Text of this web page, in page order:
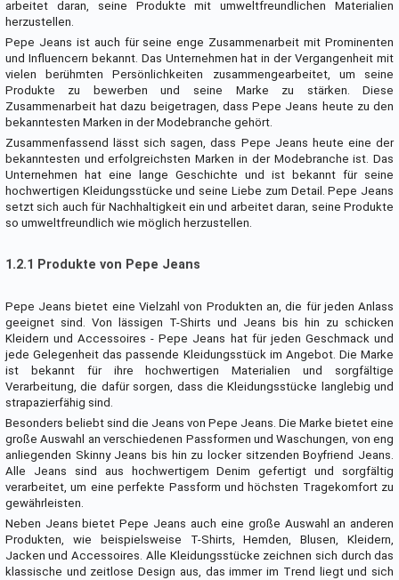
arbeitet daran, seine Produkte mit umweltfreundlichen Materialien
herzustellen.
Pepe Jeans ist auch für seine enge Zusammenarbeit mit Prominenten
und Influencern bekannt. Das Unternehmen hat in der Vergangenheit mit
vielen berühmten Persönlichkeiten zusammengearbeitet, um seine
Produkte zu bewerben und seine Marke zu stärken. Diese
Zusammenarbeit hat dazu beigetragen, dass Pepe Jeans heute zu den
bekanntesten Marken in der Modebranche gehört.
Zusammenfassend lässt sich sagen, dass Pepe Jeans heute eine der
bekanntesten und erfolgreichsten Marken in der Modebranche ist. Das
Unternehmen hat eine lange Geschichte und ist bekannt für seine
hochwertigen Kleidungsstücke und seine Liebe zum Detail. Pepe Jeans
setzt sich auch für Nachhaltigkeit ein und arbeitet daran, seine Produkte
so umweltfreundlich wie möglich herzustellen.
1.2.1 Produkte von Pepe Jeans
Pepe Jeans bietet eine Vielzahl von Produkten an, die für jeden Anlass
geeignet sind. Von lässigen T-Shirts und Jeans bis hin zu schicken
Kleidern und Accessoires - Pepe Jeans hat für jeden Geschmack und
jede Gelegenheit das passende Kleidungsstück im Angebot. Die Marke
ist bekannt für ihre hochwertigen Materialien und sorgfältige
Verarbeitung, die dafür sorgen, dass die Kleidungsstücke langlebig und
strapazierfähig sind.
Besonders beliebt sind die Jeans von Pepe Jeans. Die Marke bietet eine
große Auswahl an verschiedenen Passformen und Waschungen, von eng
anliegenden Skinny Jeans bis hin zu locker sitzenden Boyfriend Jeans.
Alle Jeans sind aus hochwertigem Denim gefertigt und sorgfältig
verarbeitet, um eine perfekte Passform und höchsten Tragekomfort zu
gewährleisten.
Neben Jeans bietet Pepe Jeans auch eine große Auswahl an anderen
Produkten, wie beispielsweise T-Shirts, Hemden, Blusen, Kleidern,
Jacken und Accessoires. Alle Kleidungsstücke zeichnen sich durch das
klassische und zeitlose Design aus, das immer im Trend liegt und sich